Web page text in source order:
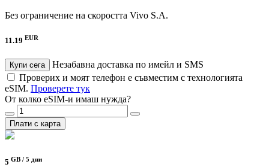
Без ограничение на скоростта Vivo S.A.
11.19 EUR
Купи сега
Незабавна доставка по имейл и SMS
Проверих и моят телефон е съвместим с технологията
eSIM. Проверете тук
От колко eSIM-и имаш нужда?
Плати с карта
5 GB / 5 дни